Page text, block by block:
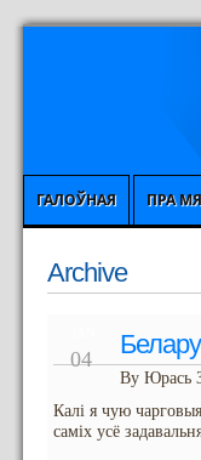
ГАЛОЎНАЯ ПРА
Archive
04
By Юрась
Калі я чую
саміх усё